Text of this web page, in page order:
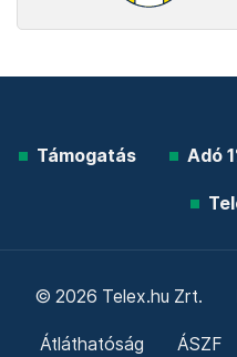
Támogatás Adó
© 2026 Telex.hu Zrt.
Átláthatóság ÁSZF